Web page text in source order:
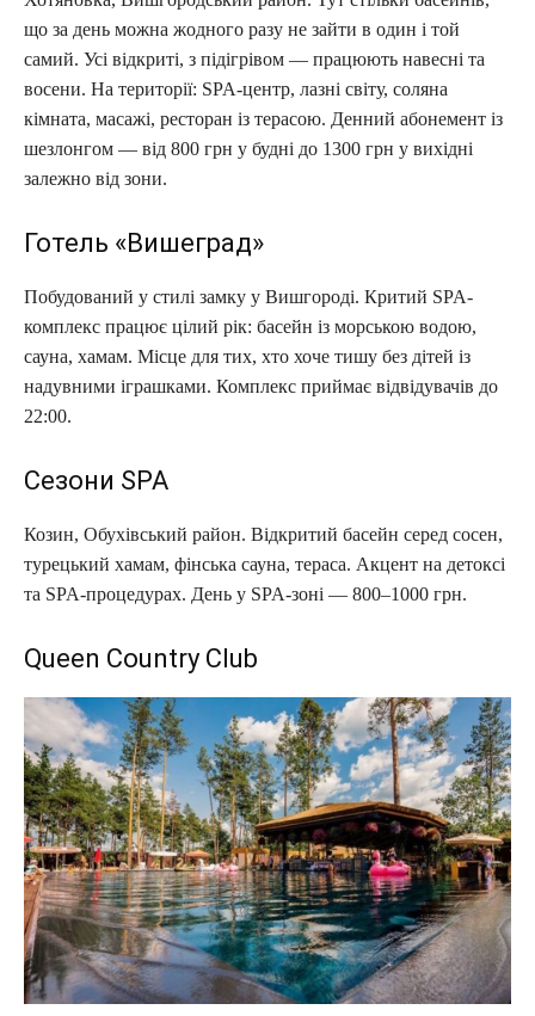
що за день можна жодного разу не зайти в один і той
самий. Усі відкриті, з підігрівом — працюють навесні та
восени. На території: SPA-центр, лазні світу, соляна
кімната, масажі, ресторан із терасою. Денний абонемент із
шезлонгом — від 800 грн у будні до 1300 грн у вихідні
залежно від зони.
Готель «Вишеград»
Побудований у стилі замку у Вишгороді. Критий SPA-
комплекс працює цілий рік: басейн із морською водою,
сауна, хамам. Місце для тих, хто хоче тишу без дітей із
надувними іграшками. Комплекс приймає відвідувачів до
22:00.
Сезони SPA
Козин, Обухівський район. Відкритий басейн серед сосен,
турецький хамам, фінська сауна, тераса. Акцент на детоксі
та SPA-процедурах. День у SPA-зоні — 800–1000 грн.
Queen Country Club